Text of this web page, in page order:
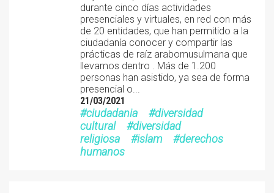
durante cinco días actividades
presenciales y virtuales, en red con más
de 20 entidades, que han permitido a la
ciudadanía conocer y compartir las
prácticas de raíz arabomusulmana que
llevamos dentro . Más de 1.200
personas han asistido, ya sea de forma
presencial o...
21/03/2021
ciudadania
diversidad
cultural
diversidad
religiosa
islam
derechos
humanos